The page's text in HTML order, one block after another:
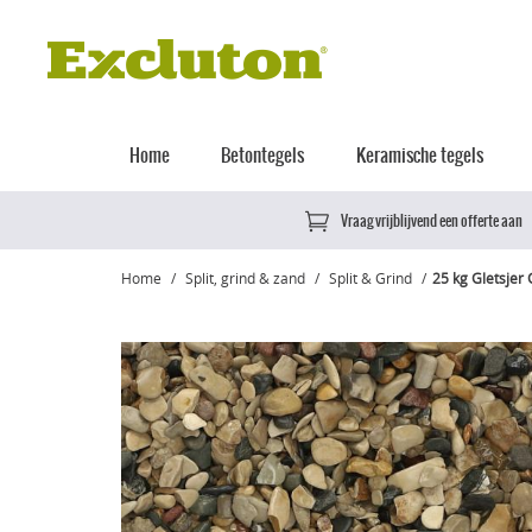
Home Betontegels Keramische tegels
Vraag vrijblijvend een offerte aan
Home Split, grind & zand Split & Grind 25 kg Gletsjer